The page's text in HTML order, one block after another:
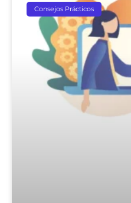
Consejos Prácticos